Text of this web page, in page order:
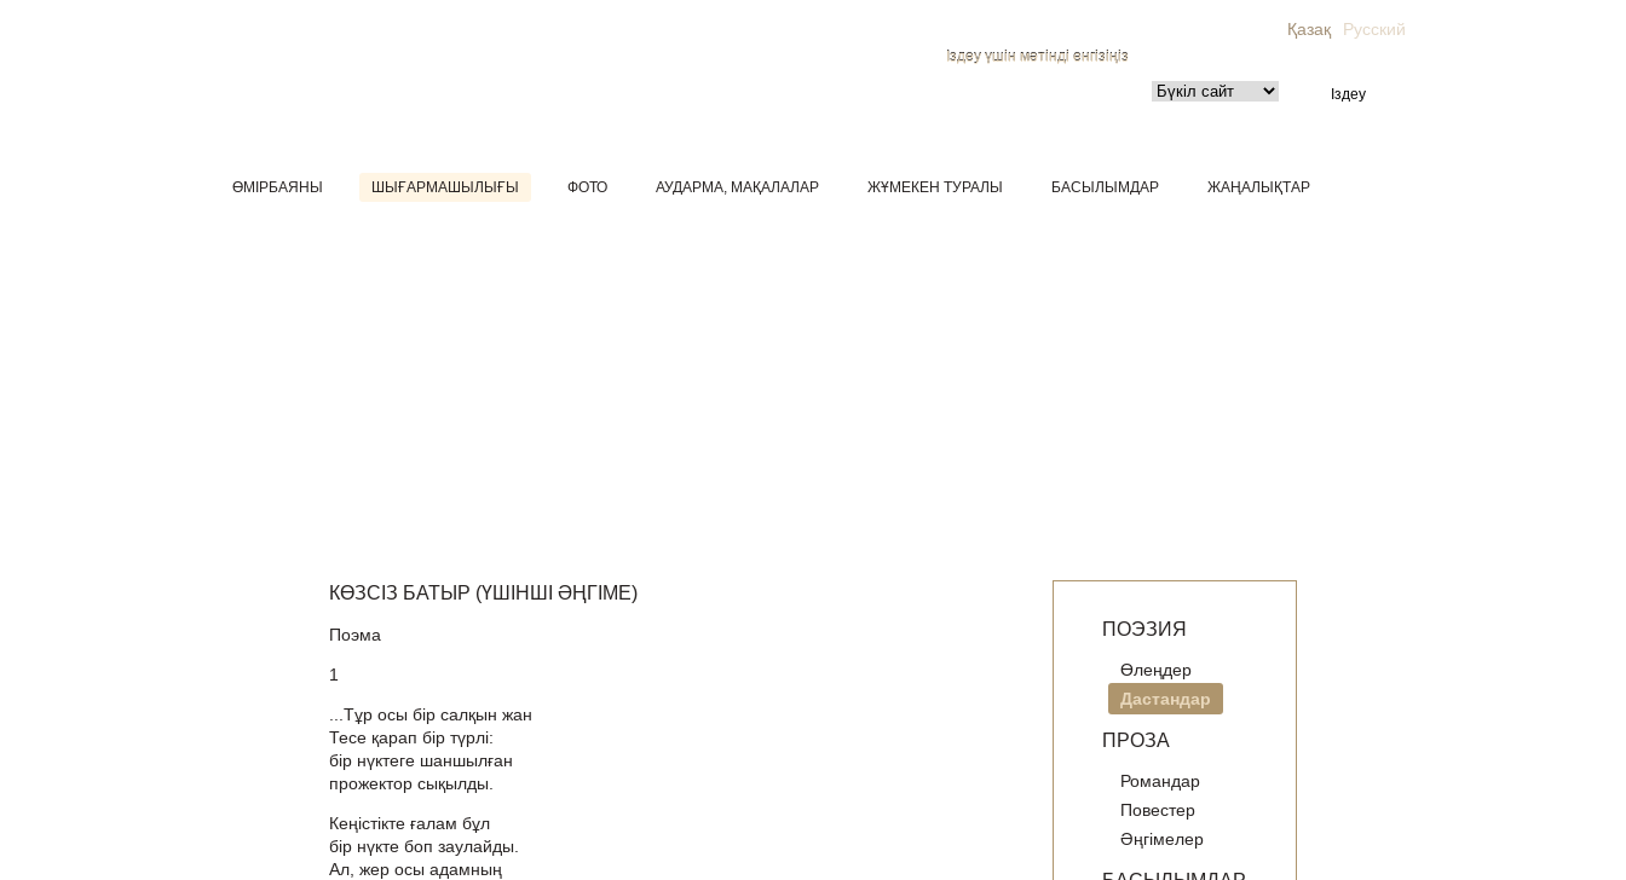
Қазақ Русский
Іздеу үшін мәтінді енгізіңіз
ӨМІРБАЯНЫ ШЫҒАРМАШЫЛЫҒЫ ФОТО АУДАРМА, МАҚАЛАЛАР ЖҰМЕКЕН ТУРАЛЫ БАСЫЛЫМДАР ЖАҢАЛЫҚТАР
ПОЭЗИЯ
Өлеңдер
Дастандар
ПРОЗА
Романдар
Повестер
Әңгімелер
КӨЗСІЗ БАТЫР (ҮШІНШІ ӘҢГІМЕ)
Поэма
1
...Тұр осы бір салқын жан
Тесе қарап бір түрлі:
бір нүктеге шаншылған
прожектор сықылды.
Кеңістікте ғалам бұл
бір нүкте боп заулайды.
Ал, жер осы адамның